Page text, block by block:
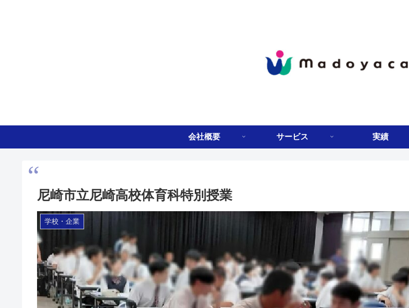
会社概要 サービス 実績
尼崎市立尼崎高校体育科特別授業
学校・企業